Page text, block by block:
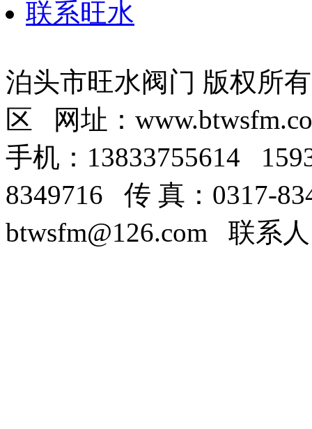
联系旺水
泊头市旺水阀门 版权所
区 网址：
手机：13833755614
8349716 传 真：0317-
btwsfm@126.com 联系